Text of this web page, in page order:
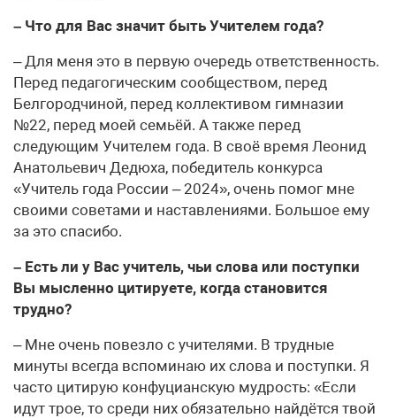
– Что для Вас значит быть Учителем года?
– Для меня это в первую очередь ответственность.
Перед педагогическим сообществом, перед
Белгородчиной, перед коллективом гимназии
№22, перед моей семьёй. А также перед
следующим Учителем года. В своё время Леонид
Анатольевич Дедюха, победитель конкурса
«Учитель года России – 2024», очень помог мне
своими советами и наставлениями. Большое ему
за это спасибо.
– Есть ли у Вас учитель, чьи слова или поступки
Вы мысленно цитируете, когда становится
трудно?
– Мне очень повезло с учителями. В трудные
минуты всегда вспоминаю их слова и поступки. Я
часто цитирую конфуцианскую мудрость: «Если
идут трое, то среди них обязательно найдётся твой